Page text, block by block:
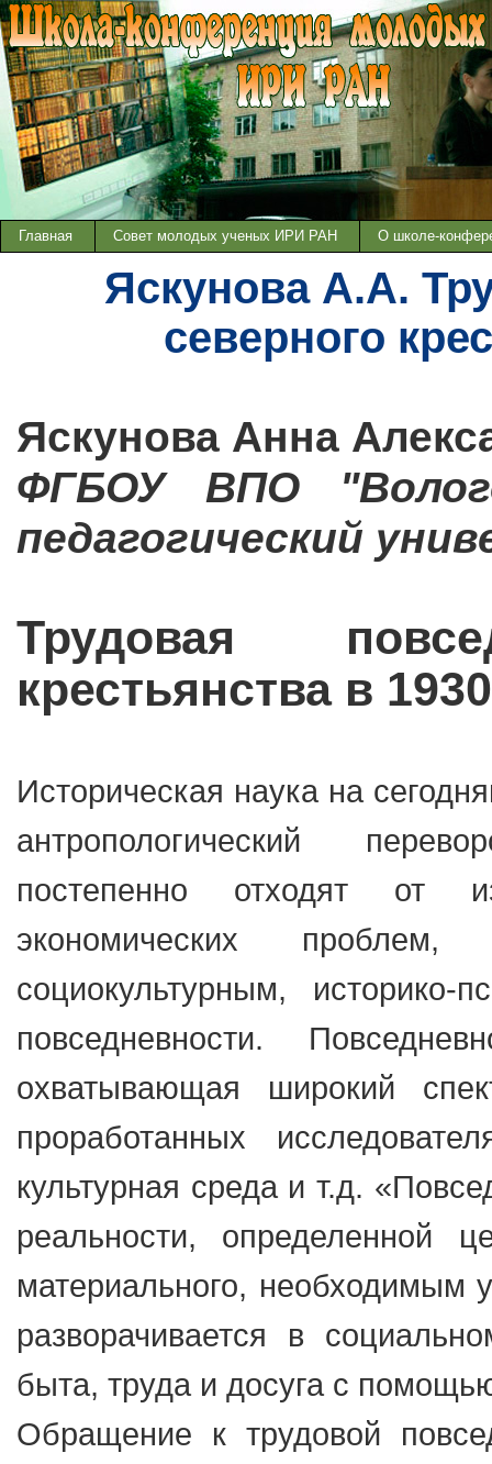
Главная Совет молодых ученых ИРИ РАН О школе-
Яскунова А.А.
северного
Яскунова Анна
ФГБОУ ВПО
педагогический
Трудовая
крестьянства в
Историческая наука на
антропологический
постепенно отходят от
экономических
социокультурным, историко-
повседневности.
охватывающая широкий
проработанных
культурная среда и т.д.
реальности, определенной
материального, необходимым
разворачивается в
быта, труда и досуга с
Обращение к трудовой